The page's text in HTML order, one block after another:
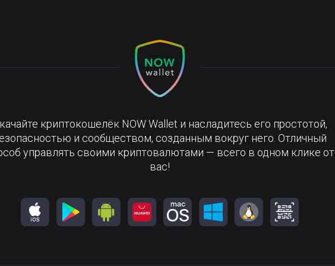
криптокошелёк NOW Wallet и насладитесь его простотой,
и сообществом, созданным вокруг него. Отличный
управлять своими криптовалютами — всего в одном клике от
вас!